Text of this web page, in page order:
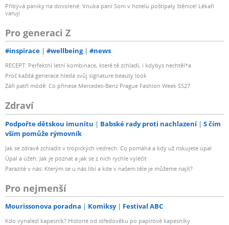
Přibývá paniky na dovolené: Vnuka paní Soni v hotelu poštípaly štěnice! Lékaři
varují
Pro generaci Z
#inspirace #wellbeing #news
RECEPT: Perfektní letní kombinace, které tě zchladí, i kdybys nechtěl*a
Proč každá generace hledá svůj signature beauty look
Září patří módě: Co přinese Mercedes-Benz Prague Fashion Week SS27
Zdraví
Podpořte dětskou imunitu Babské rady proti nachlazení
S čím
vším pomůže rýmovník
Jak se zdravě zchladit v tropických vedrech: Co pomáhá a kdy už riskujete úpal
Úpal a úžeh: Jak je poznat a jak se z nich rychle vyléčit
Parazité v nás: Kterým se u nás líbí a kde v našem těle je můžeme najít?
Pro nejmenší
Mourissonova poradna Komiksy Festival ABC
Kdo vynalezl kapesník? Historie od středověku po papírové kapesníky